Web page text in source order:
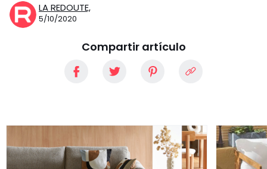
LA REDOUTE,
5/10/2020
Compartir artículo